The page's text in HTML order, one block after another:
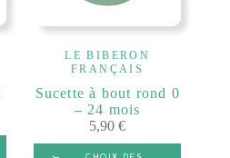
LE BIBERON
FRANÇAIS
Sucette à bout rond 0
– 24 mois
5,90€
Ce